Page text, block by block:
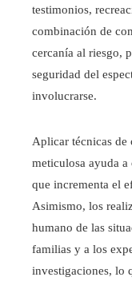
testimonios,
combinación de
cercanía al riesgo,
seguridad del
involucrarse.
Aplicar técnicas de
meticulosa ayuda
que incrementa el
Asimismo, los
humano de las
familias y a los
investigaciones, lo